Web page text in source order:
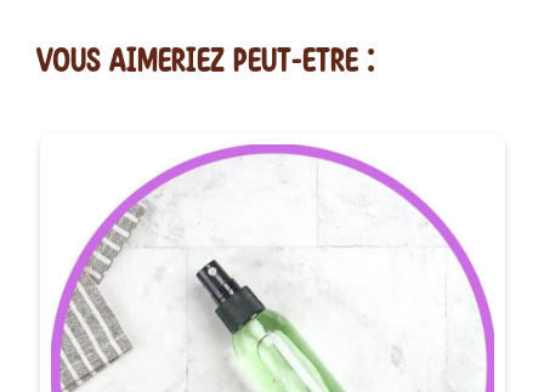
vous AIMERiEZ PEUT-ETRE :